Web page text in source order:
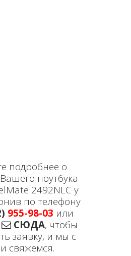
подробнее о
ноутбука
2492NLC у
по телефону
955-98-03 или
СЮДА, чтобы
заявку, и мы с
свяжемся.